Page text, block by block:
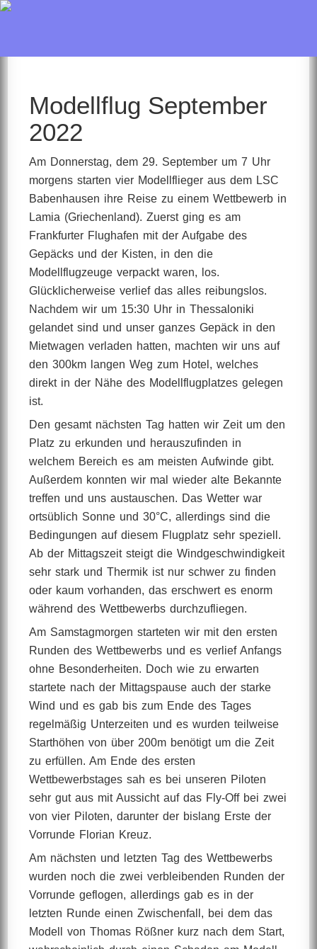
Modellflug September
2022
Am Donnerstag, dem 29. September um 7 Uhr
morgens starten vier Modellflieger aus dem LSC
Babenhausen ihre Reise zu einem Wettbewerb in
Lamia (Griechenland). Zuerst ging es am
Frankfurter Flughafen mit der Aufgabe des
Gepäcks und der Kisten, in den die
Modellflugzeuge verpackt waren, los.
Glücklicherweise verlief das alles reibungslos.
Nachdem wir um 15:30 Uhr in Thessaloniki
gelandet sind und unser ganzes Gepäck in den
Mietwagen verladen hatten, machten wir uns auf
den 300km langen Weg zum Hotel, welches
direkt in der Nähe des Modellflugplatzes gelegen
ist.
Den gesamt nächsten Tag hatten wir Zeit um den
Platz zu erkunden und herauszufinden in
welchem Bereich es am meisten Aufwinde gibt.
Außerdem konnten wir mal wieder alte Bekannte
treffen und uns austauschen. Das Wetter war
ortsüblich Sonne und 30°C, allerdings sind die
Bedingungen auf diesem Flugplatz sehr speziell.
Ab der Mittagszeit steigt die Windgeschwindigkeit
sehr stark und Thermik ist nur schwer zu finden
oder kaum vorhanden, das erschwert es enorm
während des Wettbewerbs durchzufliegen.
Am Samstagmorgen starteten wir mit den ersten
Runden des Wettbewerbs und es verlief Anfangs
ohne Besonderheiten. Doch wie zu erwarten
startete nach der Mittagspause auch der starke
Wind und es gab bis zum Ende des Tages
regelmäßig Unterzeiten und es wurden teilweise
Starthöhen von über 200m benötigt um die Zeit
zu erfüllen. Am Ende des ersten
Wettbewerbstages sah es bei unseren Piloten
sehr gut aus mit Aussicht auf das Fly-Off bei zwei
von vier Piloten, darunter der bislang Erste der
Vorrunde Florian Kreuz.
Am nächsten und letzten Tag des Wettbewerbs
wurden noch die zwei verbleibenden Runden der
Vorrunde geflogen, allerdings gab es in der
letzten Runde einen Zwischenfall, bei dem das
Modell von Thomas Rößner kurz nach dem Start,